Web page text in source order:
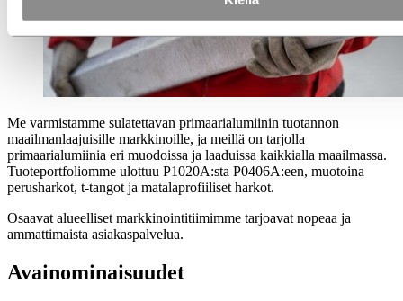
Me varmistamme sulatettavan primaarialumiinin tuotannon
maailmanlaajuisille markkinoille, ja meillä on tarjolla
primaarialumiinia eri muodoissa ja laaduissa kaikkialla maailmassa.
Tuoteportfoliomme ulottuu P1020A:sta P0406A:een, muotoina
perusharkot, t-tangot ja matalaprofiiliset harkot.
Osaavat alueelliset markkinointitiimimme tarjoavat nopeaa ja
ammattimaista asiakaspalvelua.
Avainominaisuudet